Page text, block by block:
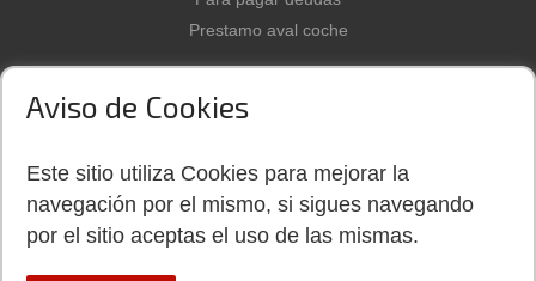
sitio para buscar y seleccionar
micropréstamos y créditos.
Prestamo aval coche
©2026 DINERORAPIDONET
Aviso de Cookies
Este sitio utiliza Cookies para mejorar la
navegación por el mismo, si sigues navegando
por el sitio aceptas el uso de las mismas.